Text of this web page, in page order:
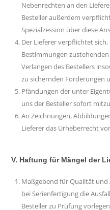
Nebenrechten an den
Besteller außerdem
Spezialzession über diese
Der Lieferer verpflichtet
Bestimmungen
Verlangen des Bestellers
zu sichernden Forderungen
Pfändungen der unter
uns der Besteller sofort
An Zeichnungen,
Lieferer das Urheberrecht
V. Haftung für Mängel der
Maßgebend für Qualität und
bei Serienfertigung die
Besteller zu Prüfung